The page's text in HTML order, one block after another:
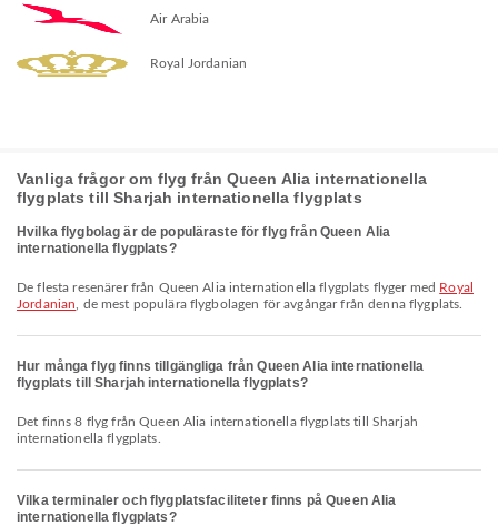
Air Arabia
Royal Jordanian
Vanliga frågor om flyg från Queen Alia internationella
flygplats till Sharjah internationella flygplats
Hvilka flygbolag är de populäraste för flyg från Queen Alia
internationella flygplats?
De flesta resenärer från Queen Alia internationella flygplats flyger med Royal
Jordanian
, de mest populära flygbolagen för avgångar från denna flygplats.
Hur många flyg finns tillgängliga från Queen Alia internationella
flygplats till Sharjah internationella flygplats?
Det finns 8 flyg från Queen Alia internationella flygplats till Sharjah
internationella flygplats.
Vilka terminaler och flygplatsfaciliteter finns på Queen Alia
internationella flygplats?